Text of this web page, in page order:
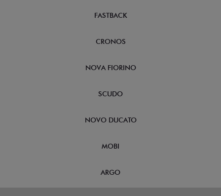
FASTBACK
CRONOS
NOVA FIORINO
SCUDO
NOVO DUCATO
MOBI
ARGO